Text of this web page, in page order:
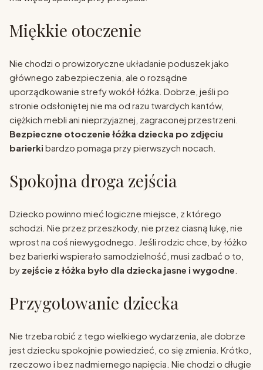
Miękkie otoczenie
Nie chodzi o prowizoryczne układanie poduszek jako
głównego zabezpieczenia, ale o rozsądne
uporządkowanie strefy wokół łóżka. Dobrze, jeśli po
stronie odsłoniętej nie ma od razu twardych kantów,
ciężkich mebli ani nieprzyjaznej, zagraconej przestrzeni.
Bezpieczne otoczenie łóżka dziecka po zdjęciu
barierki bardzo pomaga przy pierwszych nocach.
Spokojna droga zejścia
Dziecko powinno mieć logiczne miejsce, z którego
schodzi. Nie przez przeszkody, nie przez ciasną lukę, nie
wprost na coś niewygodnego. Jeśli rodzic chce, by łóżko
bez barierki wspierało samodzielność, musi zadbać o to,
by zejście z łóżka było dla dziecka jasne i wygodne
Przygotowanie dziecka
Nie trzeba robić z tego wielkiego wydarzenia, ale dobrze
jest dziecku spokojnie powiedzieć, co się zmienia. Krótko,
rzeczowo i bez nadmiernego napięcia. Nie chodzi o długie